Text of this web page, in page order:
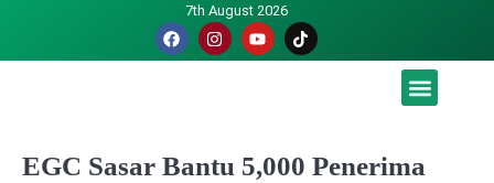
7th August 2026
EGC Sasar Bantu 5,000 Penerima